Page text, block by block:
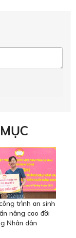
trình an sinh
nâng cao đời
Nhân dân